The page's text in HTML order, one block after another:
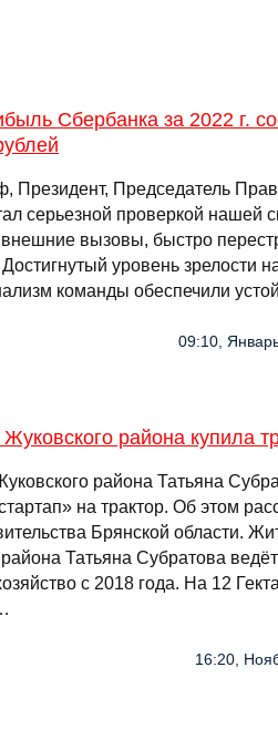
Сбербанка за 2022 г.
Президент, Председатель
серьезной проверкой нашей
внешние вызовы, быстро
Достигнутый уровень зрелости
команды обеспечили
09:10,
района купила
района Татьяна
на трактор. Об этом
Брянской области.
Татьяна Субратова
с 2018 года. На 12
16:20,